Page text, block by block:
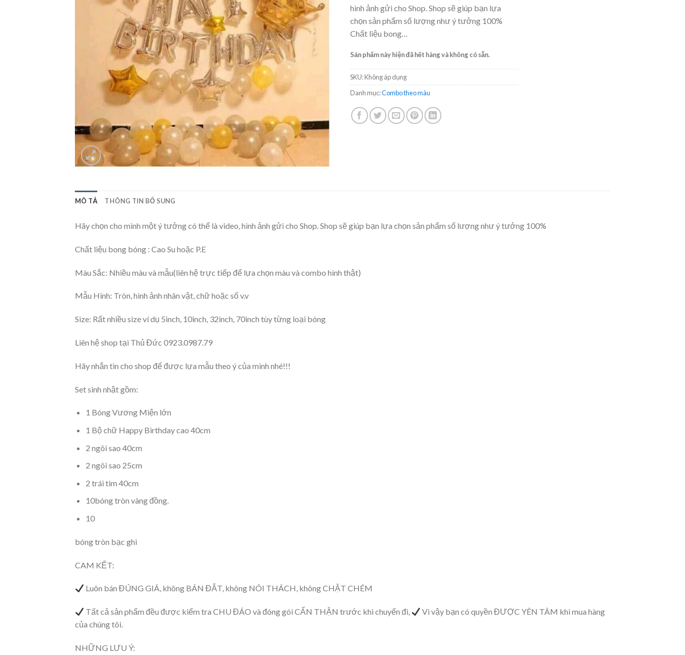
hình ảnh gửi cho Shop. Shop sẽ giúp bạn lựa
chọn sản phẩm số lượng như ý tưởng 100%
Chất liệu bong…
Sản phẩm này hiện đã hết hàng và không có sẵn.
SKU:Không áp dụng
Danh mục:Combo theo màu
MÔ TẢ THÔNG TIN BỔ SUNG
Hãy chọn cho mình một ý tưởng có thể là video, hình ảnh gửi cho Shop. Shop sẽ giúp bạn lựa chọn sản phẩm số lượng như ý tưởng 100%
Chất liệu bong bóng : Cao Su hoặc P.E
Màu Sắc: Nhiều màu và mẫu(liên hệ trực tiếp để lựa chọn màu và combo hình thật)
Mẫu Hình: Tròn, hình ảnh nhân vật, chữ hoặc số v.v
Size: Rất nhiều size ví dụ 5inch, 10inch, 32inch, 70inch tùy từng loại bóng
Liên hệ shop tại Thủ Đức 0923.0987.79
Hãy nhắn tin cho shop để được lựa mẫu theo ý của mình nhé!!!
Set sinh nhật gồm:
1 Bóng Vương Miện lớn
1 Bộ chữ Happy Birthday cao 40cm
2 ngôi sao 40cm
2 ngôi sao 25cm
2 trái tim 40cm
10bóng tròn vàng đồng.
10
bóng tròn bạc ghi
CAM KẾT:
Luôn bán ĐÚNG GIÁ, không BÁN ĐẮT, không NÓI THÁCH, không CHẶT CHÉM
Tất cả sản phẩm đều được kiểm tra CHU ĐÁO và đóng gói CẨN THẬN trước khi chuyển đi,
Vì vậy bạn có quyền ĐƯỢC YÊN TÂM khi mua hàng
của chúng tôi.
NHỮNG LƯU Ý: